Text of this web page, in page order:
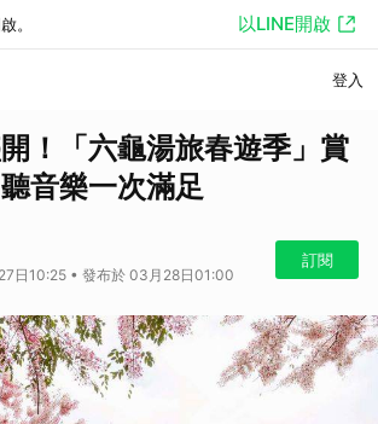
。 以LINE開啟
登入
！「六龜湯旅春遊季」賞
音樂一次滿足
日10:25 • 發布於 03月28日01:00
訂閱